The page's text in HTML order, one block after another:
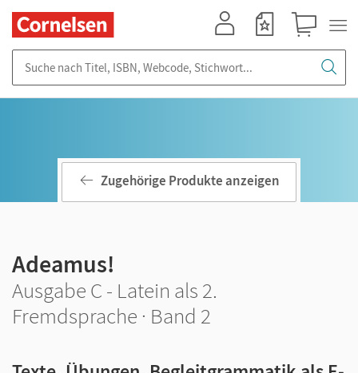
Zugehörige Produkte anzeigen
Adeamus!
Ausgabe C - Latein als 2.
Fremdsprache · Band 2